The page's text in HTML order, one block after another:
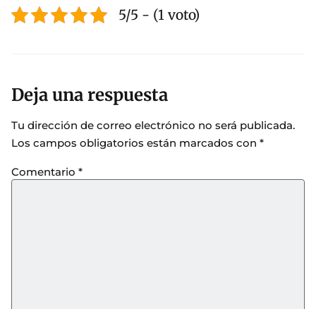
5/5 - (1 voto)
Deja una respuesta
Tu dirección de correo electrónico no será publicada.
Los campos obligatorios están marcados con *
Comentario *